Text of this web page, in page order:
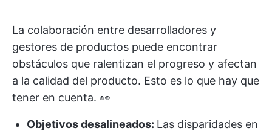
La colaboración entre desarrolladores y
gestores de productos puede encontrar
obstáculos que ralentizan el progreso y afectan
a la calidad del producto. Esto es lo que hay que
tener en cuenta. 👀
Objetivos desalineados: Las disparidades en